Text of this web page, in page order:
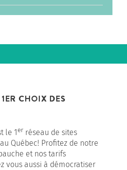
CHOIX DES
le 1er réseau de sites
Québec! Profitez de notre
et nos tarifs
vous aussi à démocratiser